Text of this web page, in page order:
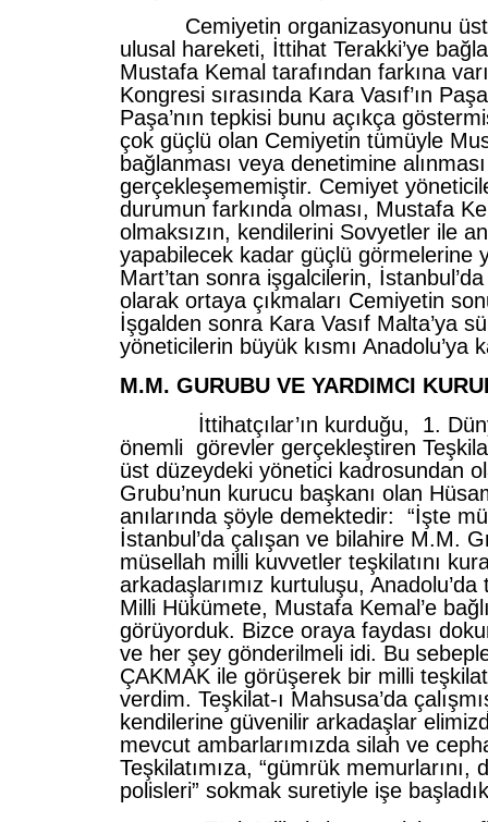
Cemiyetin organizasyonunu
ulusal hareketi, İttihat Terakki’ye
Mustafa Kemal tarafından farkına
Kongresi sırasında Kara Vasıf’ın
Paşa’nın tepkisi bunu açıkça
çok güçlü olan Cemiyetin tümüyle
bağlanması veya denetimine alınması
gerçekleşememiştir. Cemiyet
durumun farkında olması, Mustafa
olmaksızın, kendilerini Sovyetler ile
yapabilecek kadar güçlü görmelerine
Mart’tan sonra işgalcilerin,
olarak ortaya çıkmaları Cemiyetin
İşgalden sonra Kara Vasıf Malta’ya
yöneticilerin büyük kısmı Anadolu’ya
M.M. GURUBU VE YARDIMCI
İttihatçılar’ın kurduğu, 1.
önemli görevler gerçekleştiren
üst düzeydeki yönetici kadrosundan
Grubu’nun kurucu başkanı olan
anılarında şöyle demektedir: “İşte
İstanbul’da çalışan ve bilahire M.M.
müsellah milli kuvvetler teşkilatını
arkadaşlarımız kurtuluşu,
Milli Hükümete, Mustafa Kemal’e
görüyorduk. Bizce oraya faydası
ve her şey gönderilmeli idi. Bu
ÇAKMAK ile görüşerek bir milli
verdim. Teşkilat-ı Mahsusa’da
kendilerine güvenilir arkadaşlar
mevcut ambarlarımızda silah ve
Teşkilatımıza, “gümrük memurlarını,
polisleri” sokmak suretiyle işe